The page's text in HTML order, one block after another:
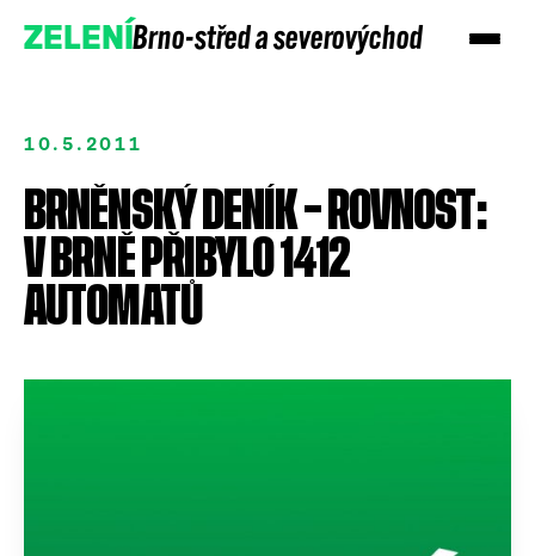
ZELENÍBrno-střed a severovýchod
10.5.2011
BRNĚNSKÝ DENÍK – ROVNOST:
V BRNĚ PŘIBYLO 1412
AUTOMATŮ